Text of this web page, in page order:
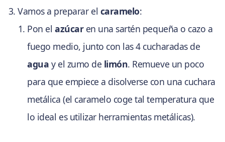
Vamos a preparar el caramelo:
Pon elazúcaren una sartén pequeña o cazo a
fuego medio, junto con las 4 cucharadas de
agua y el zumo de limón. Remueve un poco
para que empiece a disolverse con una cuchara
metálica (el caramelo coge tal temperatura que
lo ideal es utilizar herramientas metálicas).